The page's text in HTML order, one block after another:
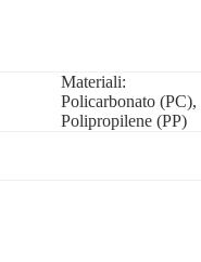
Materiali:
Policarbonato (PC),
Polipropilene (PP)